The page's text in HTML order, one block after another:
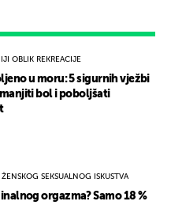
OBLIK REKREACIJE
u moru: 5 sigurnih vježbi
bol i poboljšati
SEKSUALNOG ISKUSTVA
orgazma? Samo 18 %